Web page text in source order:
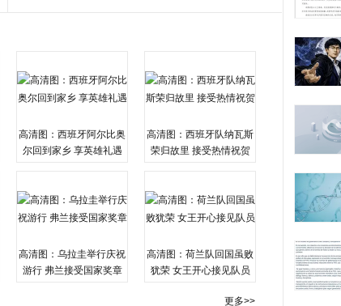
高清图：西班牙阿尔比奥
尔回到家乡 享英雄礼遇
高清图：西班牙队纳瓦斯
荣归故里 接受热情祝贺
高清图：乌拉圭举行庆祝
游行 弗兰接受国家奖章
高清图：荷兰队回国虽败
犹荣 女王开心接见队员
更多>>